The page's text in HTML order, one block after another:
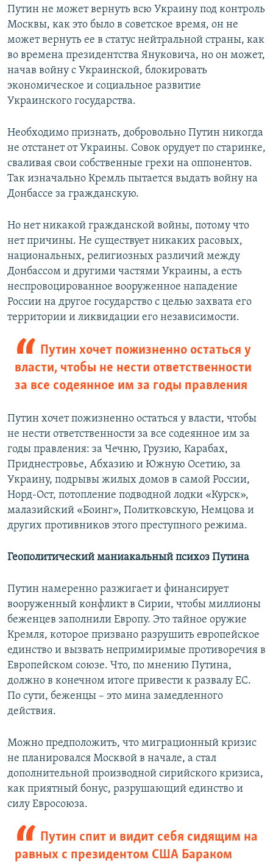
Путин не может вернуть всю Украину под контроль
Москвы, как это было в советское время, он не
может вернуть ее в статус нейтральной страны, как
во времена президентства Януковича, но он может,
начав войну с Украинской, блокировать
экономическое и социальное развитие
Украинского государства.
Необходимо признать, добровольно Путин никогда
не отстанет от Украины. Совок орудует по старинке,
сваливая свои собственные грехи на оппонентов.
Так изначально Кремль пытается выдать войну на
Донбассе за гражданскую.
Но нет никакой гражданской войны, потому что
нет причины. Не существует никаких расовых,
национальных, религиозных различий между
Донбассом и другими частями Украины, а есть
неспровоцированное вооруженное нападение
России на другое государство с целью захвата его
территории и ликвидации его независимости.
Путин хочет пожизненно остаться у
власти, чтобы не нести ответственности
за все содеянное им за годы правления
Путин хочет пожизненно остаться у власти, чтобы
не нести ответственности за все содеянное им за
годы правления: за Чечню, Грузию, Карабах,
Приднестровье, Абхазию и Южную Осетию, за
Украину, подрывы жилых домов в самой России,
Норд-Ост, потопление подводной лодки «Курск»,
малазийский «Боинг», Политковскую, Немцова и
других противников этого преступного режима.
Геополитический маниакальный психоз Путина
Путин намеренно разжигает и финансирует
вооруженный конфликт в Сирии, чтобы миллионы
беженцев заполнили Европу. Это тайное оружие
Кремля, которое призвано разрушить европейское
единство и вызвать непримиримые противоречия в
Европейском союзе. Что, по мнению Путина,
должно в конечном итоге привести к развалу ЕС.
По сути, беженцы – это мина замедленного
действия.
Можно предположить, что миграционный кризис
не планировался Москвой в начале, а стал
дополнительной производной сирийского кризиса,
как приятный бонус, разрушающий единство и
силу Евросоюза.
Путин спит и видит себя сидящим на
равных с президентом США Бараком